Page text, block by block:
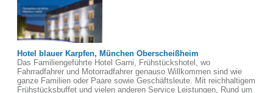
Hotel blauer Karpfen, München Oberscheißheim
Das Familiengeführte Hotel Garni, Frühstückshotel, wo
Fahrradfahrer und Motorradfahrer genauso Willkommen sind wie
ganze Familien oder Paare sowie Geschäftsleute. Mit reichhaltigem
Frühstücksbuffet und vielen anderen Service Leistungen, Rund um